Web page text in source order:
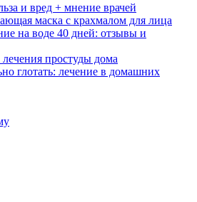
и вред + мнение врачей
маска с крахмалом для лица
на воде 40 дней: отзывы и
простуды дома
глотать: лечение в домашних